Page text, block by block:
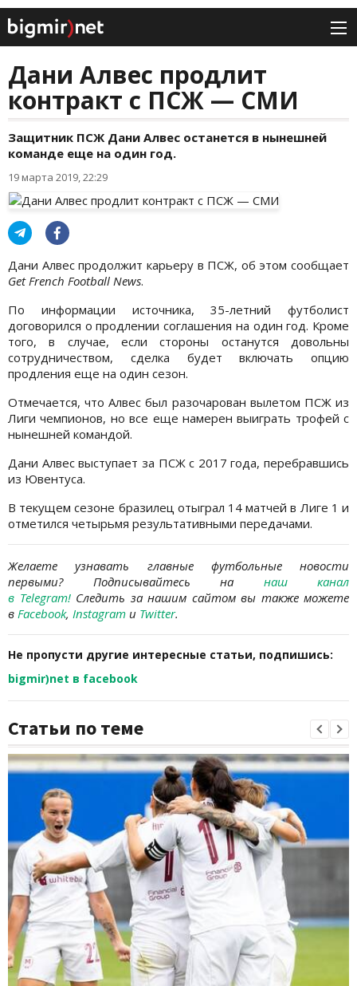
Дани Алвес продлит
контракт с ПСЖ — СМИ
Защитник ПСЖ Дани Алвес останется в нынешней
команде еще на один год.
19 марта 2019, 22:29
Дани Алвес продолжит карьеру в ПСЖ, об этом сообщает
Get French Football News.
По информации источника, 35-летний футболист
договорился о продлении соглашения на один год. Кроме
того, в случае, если стороны останутся довольны
сотрудничеством, сделка будет включать опцию
продления еще на один сезон.
Отмечается, что Алвес был разочарован вылетом ПСЖ из
Лиги чемпионов, но все еще намерен выиграть трофей с
нынешней командой.
Дани Алвес выступает за ПСЖ с 2017 года, перебравшись
из Ювентуса.
В текущем сезоне бразилец отыграл 14 матчей в Лиге 1 и
отметился четырьмя результативными передачами.
Желаете узнавать
главные футбольные новости
первыми? Подписывайтесь на наш канал
в Telegram!Следить за нашим сайтом вы также можете
в Facebook, Instagram и Twitter.
Не пропусти другие интересные статьи, подпишись:
bigmir)net в facebook
Статьи по теме